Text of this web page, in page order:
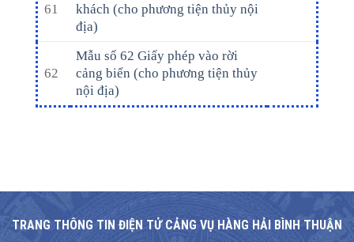
61
khách (cho phương tiện thủy nội
địa)
62
Mẫu số 62 Giấy phép vào rời
cảng biển (cho phương tiện thủy
nội địa)
TRANG THÔNG TIN ĐIỆN TỬ CẢNG VỤ HÀNG HẢI BÌNH THUẬN